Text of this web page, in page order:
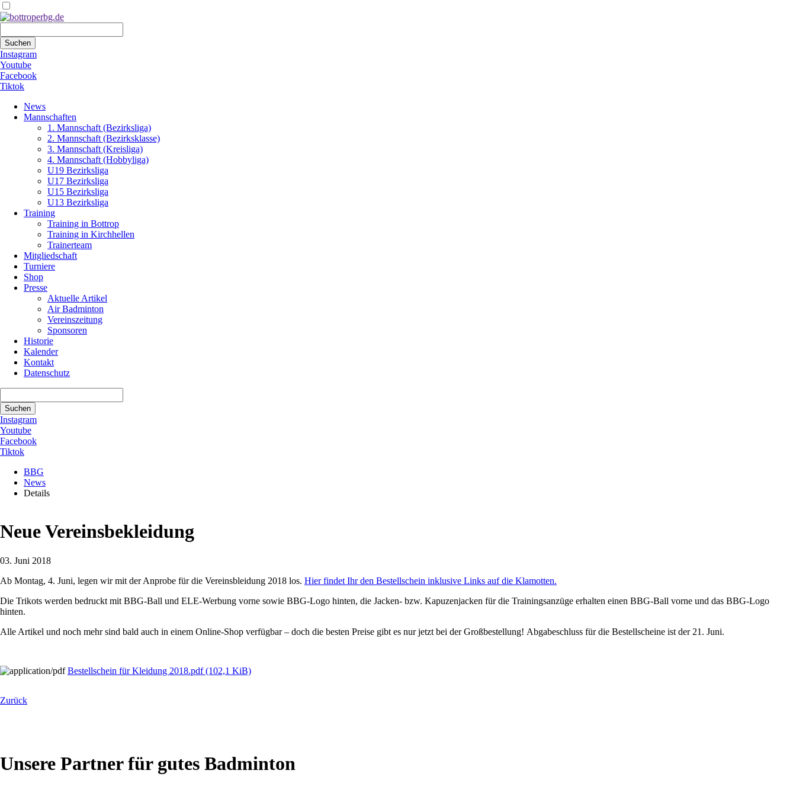
Suchen
Instagram
Youtube
Facebook
Tiktok
überspringen
News
Mannschaften
1. Mannschaft (Bezirksliga)
2. Mannschaft (Bezirksklasse)
3. Mannschaft (Kreisliga)
4. Mannschaft (Hobbyliga)
U19 Bezirksliga
U17 Bezirksliga
U15 Bezirksliga
U13 Bezirksliga
Training
Training in Bottrop
Training in Kirchhellen
Trainerteam
Mitgliedschaft
Turniere
Shop
Presse
Aktuelle Artikel
Air Badminton
Vereinszeitung
Sponsoren
Historie
Kalender
Kontakt
Datenschutz
Suchen
Instagram
Youtube
Facebook
Tiktok
BBG
News
Details
Neue Vereinsbekleidung
03. Juni 2018
Ab Montag, 4. Juni, legen wir mit der Anprobe für die Vereinsbleidung 2018 los. Hier findet Ihr den Bestellschein inklusive Links auf die Klamotten.
Die Trikots werden bedruckt mit BBG-Ball und ELE-Werbung vorne sowie BBG-Logo hinten, die Jacken- bzw. Kapuzenjacken für die Trainingsanzüge erhalten einen BBG-Ball vorne und das BBG-Logo
hinten.
Alle Artikel und noch mehr sind bald auch in einem Online-Shop verfügbar – doch die besten Preise gibt es nur jetzt bei der Großbestellung! Abgabeschluss für die Bestellscheine ist der 21. Juni.
Bestellschein für Kleidung 2018.pdf(102,1 KiB)
Zurück
Unsere Partner für gutes Badminton